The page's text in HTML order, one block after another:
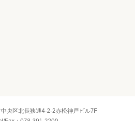
央区北長狭通4-2-2赤松神戸ビル7F